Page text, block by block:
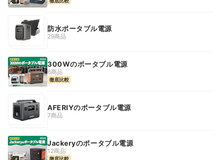
防水ポータブル電源
29商品
300Wのポータブル電源
6商品
徹底比較
AFERIYのポータブル電源
7商品
Jackeryのポータブル電源
12商品
徹底比較